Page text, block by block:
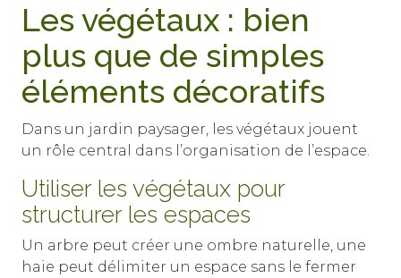
Les végétaux : bien
plus que de simples
éléments décoratifs
Dans un jardin paysager, les végétaux jouent
un rôle central dans l’organisation de l’espace.
Utiliser les végétaux pour
structurer les espaces
Un arbre peut créer une ombre naturelle, une
haie peut délimiter un espace sans le fermer